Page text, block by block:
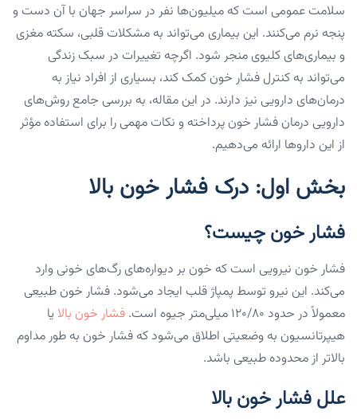
سلامت عمومی است که میلیون‌ها نفر در سراسر جهان با آن دست و
پنجه نرم می‌کنند. این بیماری می‌تواند به مشکلات قلبی، سکته مغزی
و بیماری‌های کلیوی منجر شود. اگرچه تغییرات در سبک زندگی
می‌تواند به کنترل فشار خون کمک کند، بسیاری از افراد نیاز به
درمان‌های دارویی نیز دارند. در این مقاله، به بررسی جامع روش‌های
دارویی درمان فشار خون پرداخته و نکات مهمی را برای استفاده مؤثر
از این داروها ارائه می‌دهیم.
بخش اول: درک فشار خون بالا
فشار خون چیست؟
فشار خون نیرویی است که خون بر دیواره‌های رگ‌های خونی وارد
می‌کند. این نیرو توسط پمپاژ قلب ایجاد می‌شود. فشار خون طبیعی
معمولاً در حدود ۱۲۰/۸۰ میلی‌متر جیوه است.
فشار خون بالا یا
هیپرتانسیون به وضعیتی اطلاق می‌شود که فشار خون به طور مداوم
بالاتر از محدوده طبیعی باشد.
علل فشار خون بالا